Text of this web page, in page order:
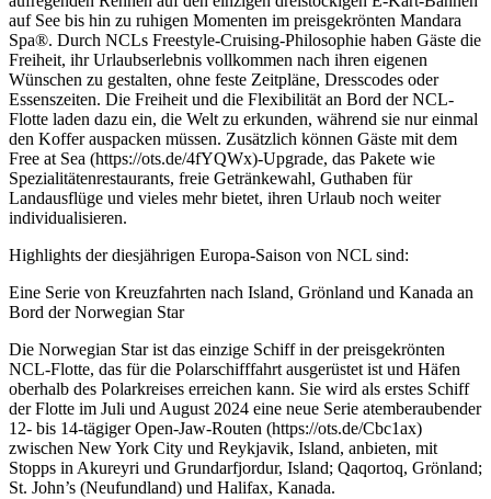
auf See bis hin zu ruhigen Momenten im preisgekrönten Mandara
Spa®. Durch NCLs Freestyle-Cruising-Philosophie haben Gäste die
Freiheit, ihr Urlaubserlebnis vollkommen nach ihren eigenen
Wünschen zu gestalten, ohne feste Zeitpläne, Dresscodes oder
Essenszeiten. Die Freiheit und die Flexibilität an Bord der NCL-
Flotte laden dazu ein, die Welt zu erkunden, während sie nur einmal
den Koffer auspacken müssen. Zusätzlich können Gäste mit dem
Free at Sea (https://ots.de/4fYQWx)-Upgrade, das Pakete wie
Spezialitätenrestaurants, freie Getränkewahl, Guthaben für
Landausflüge und vieles mehr bietet, ihren Urlaub noch weiter
individualisieren.
Highlights der diesjährigen Europa-Saison von NCL sind:
Eine Serie von Kreuzfahrten nach Island, Grönland und Kanada an
Bord der Norwegian Star
Die Norwegian Star ist das einzige Schiff in der preisgekrönten
NCL-Flotte, das für die Polarschifffahrt ausgerüstet ist und Häfen
oberhalb des Polarkreises erreichen kann. Sie wird als erstes Schiff
der Flotte im Juli und August 2024 eine neue Serie atemberaubender
12- bis 14-tägiger Open-Jaw-Routen (https://ots.de/Cbc1ax)
zwischen New York City und Reykjavik, Island, anbieten, mit
Stopps in Akureyri und Grundarfjordur, Island; Qaqortoq, Grönland;
St. John’s (Neufundland) und Halifax, Kanada.